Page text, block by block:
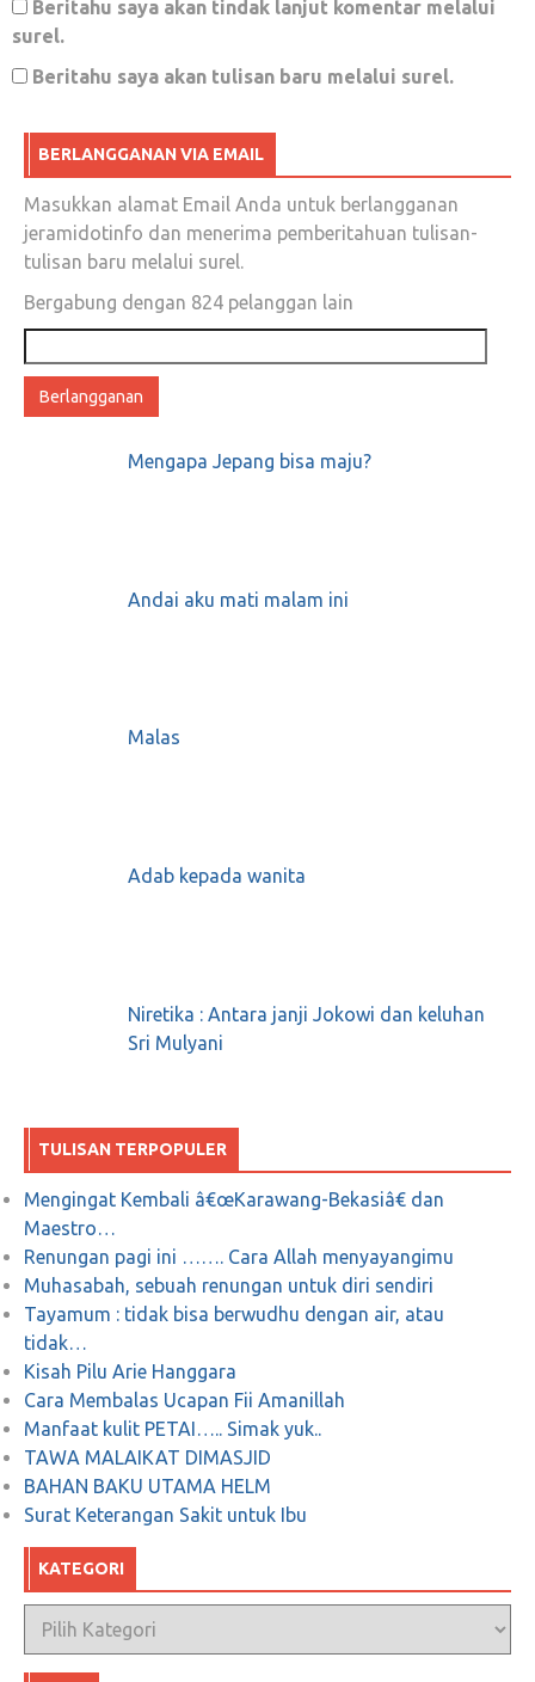
Teroris Bukan Mujahid dan Bukan Pula
Mujtahid!
Mei 14, 2018 0
Meroket, Hestek #UninstallJokowi Jadi Top
Trending Topic Dunia Dalam Sekejap
Februari 15, 2019
DALAM PERNIAGAANNYA
MO-MONEY, LESS DEMOCRACY
KEREN! Aksi Pesulap Ini Menghilangkan
Nama Israel dari Peta Dunia
Desember 18, 2017
Aksi Bela Palestine Menghasilkan Petisi,
Begini Bunyi Petisi 171217
Desember 18, 2017
Beritahu saya akan tindak lanjut komentar melalui
surel.
Beritahu saya akan tulisan baru melalui surel.
BERLANGGANAN VIA EMAIL
Masukkan alamat Email Anda untuk berlangganan
jeramidotinfo dan menerima pemberitahuan tulisan-
tulisan baru melalui surel.
Bergabung dengan 824 pelanggan lain
email
Mengapa Jepang bisa maju?
Andai aku mati malam ini
Malas
Adab kepada wanita
Niretika : Antara janji Jokowi dan keluhan
Sri Mulyani
TULISAN TERPOPULER
Mengingat Kembali â€œKarawang-Bekasiâ€ dan
Maestro…
Renungan pagi ini ……. Cara Allah menyayangimu
Muhasabah, sebuah renungan untuk diri sendiri
Tayamum : tidak bisa berwudhu dengan air, atau
tidak…
Kisah Pilu Arie Hanggara
Cara Membalas Ucapan Fii Amanillah
Manfaat kulit PETAI….. Simak yuk..
TAWA MALAIKAT DIMASJID
BAHAN BAKU UTAMA HELM
Surat Keterangan Sakit untuk Ibu
KATEGORI
Kategori